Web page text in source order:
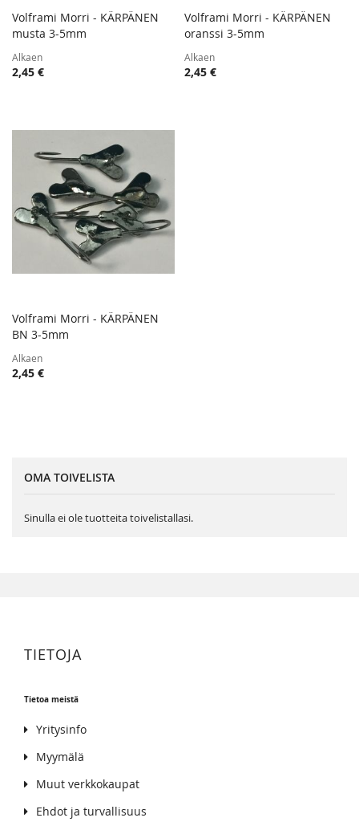
Lisää ostoskoriin
TOIVELISTA
VERTAILUUN
Volframi Morri - KÄRPÄNEN
musta 3-5mm
Alkaen
2,45 €
Lisää ostoskoriin
Volframi Morri - KÄRPÄNEN
oranssi 3-5mm
Alkaen
2,45 €
Lisää ostoskoriin
Volframi Morri - KÄRPÄNEN
BN 3-5mm
Alkaen
2,45 €
OMA TOIVELISTA
Sinulla ei ole tuotteita toivelistallasi.
TIETOJA
Tietoa meistä
Yritysinfo
Myymälä
Muut verkkokaupat
Ehdot ja turvallisuus